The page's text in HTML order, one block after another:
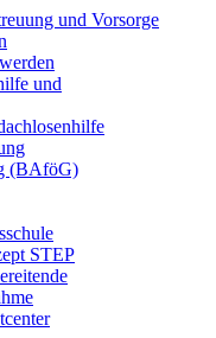
und Vorsorge
und
(BAföG)
STEP